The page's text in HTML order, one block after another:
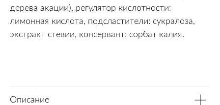
дерева акации), регулятор кислотности:
лимонная кислота, подсластители: сукралоза,
экстракт стевии, консервант: сорбат калия.
Описание